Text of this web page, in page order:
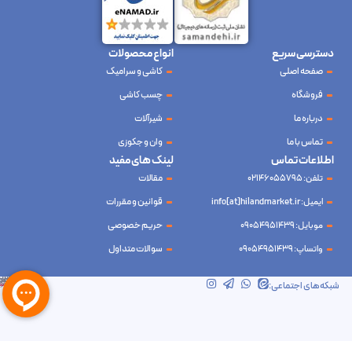
شبکه‌های اجتماعی: شرکت آینده نوین سام آسیا – طراحی و سئو
ابرسرور
دسترسی سریع
صفحه اصلی
فروشگاه
درباره ما
تماس با ما
انواع محصولات
کاشی و سرامیک
چسب کاشی
شیرآلات
وان و جکوزی
لینک های مفید
مقالات
قوانین و مقررات
حریم خصوصی
سوالات متداول
اطلاعات تماس
تلفن: 02146055795
ایمیل: info[at]hilandmarket.ir
موبایل: 09054951439
واتساپ: 09054951439